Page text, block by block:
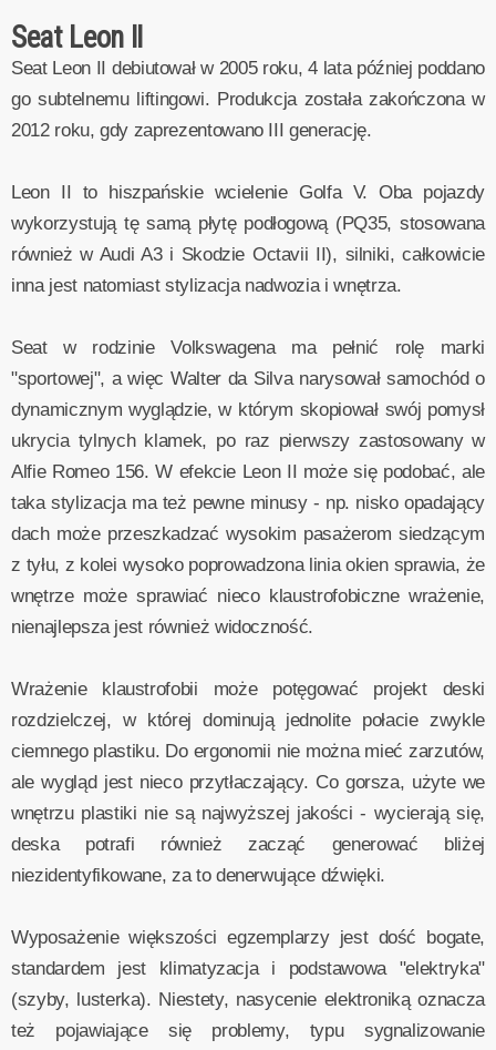
Seat Leon II
Seat Leon II debiutował w 2005 roku, 4 lata później poddano
go subtelnemu liftingowi. Produkcja została zakończona w
2012 roku, gdy zaprezentowano III generację.
Leon II to hiszpańskie wcielenie Golfa V. Oba pojazdy
wykorzystują tę samą płytę podłogową (PQ35, stosowana
również w Audi A3 i Skodzie Octavii II), silniki, całkowicie
inna jest natomiast stylizacja nadwozia i wnętrza.
Seat w rodzinie Volkswagena ma pełnić rolę marki
"sportowej", a więc Walter da Silva narysował samochód o
dynamicznym wyglądzie, w którym skopiował swój pomysł
ukrycia tylnych klamek, po raz pierwszy zastosowany w
Alfie Romeo 156. W efekcie Leon II może się podobać, ale
taka stylizacja ma też pewne minusy - np. nisko opadający
dach może przeszkadzać wysokim pasażerom siedzącym
z tyłu, z kolei wysoko poprowadzona linia okien sprawia, że
wnętrze może sprawiać nieco klaustrofobiczne wrażenie,
nienajlepsza jest również widoczność.
Wrażenie klaustrofobii może potęgować projekt deski
rozdzielczej, w której dominują jednolite połacie zwykle
ciemnego plastiku. Do ergonomii nie można mieć zarzutów,
ale wygląd jest nieco przytłaczający. Co gorsza, użyte we
wnętrzu plastiki nie są najwyższej jakości - wycierają się,
deska potrafi również zacząć generować bliżej
niezidentyfikowane, za to denerwujące dźwięki.
Wyposażenie większości egzemplarzy jest dość bogate,
standardem jest klimatyzacja i podstawowa "elektryka"
(szyby, lusterka). Niestety, nasycenie elektroniką oznacza
też pojawiające się problemy, typu sygnalizowanie